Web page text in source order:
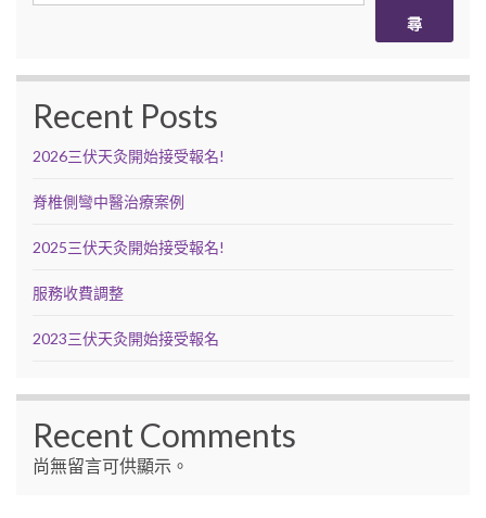
尋
Recent Posts
2026三伏天灸開始接受報名!
脊椎側彎中醫治療案例
2025三伏天灸開始接受報名!
服務收費調整
2023三伏天灸開始接受報名
Recent Comments
尚無留言可供顯示。